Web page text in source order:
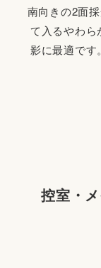
南向きの2面
て入るやわら
影に最適です
控室・